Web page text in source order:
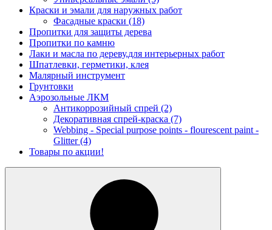
Краски и эмали для наружных работ
Фасадные краски (18)
Пропитки для защиты дерева
Пропитки по камню
Лаки и масла по дереву,для интерьерных работ
Шпатлевки, герметики, клея
Малярный инструмент
Грунтовки
Аэрозольные ЛКМ
Антикоррозийный спрей (2)
Декоративная спрей-краска (7)
Webbing - Special purpose points - flourescent paint -
Glitter (4)
Товары по акции!